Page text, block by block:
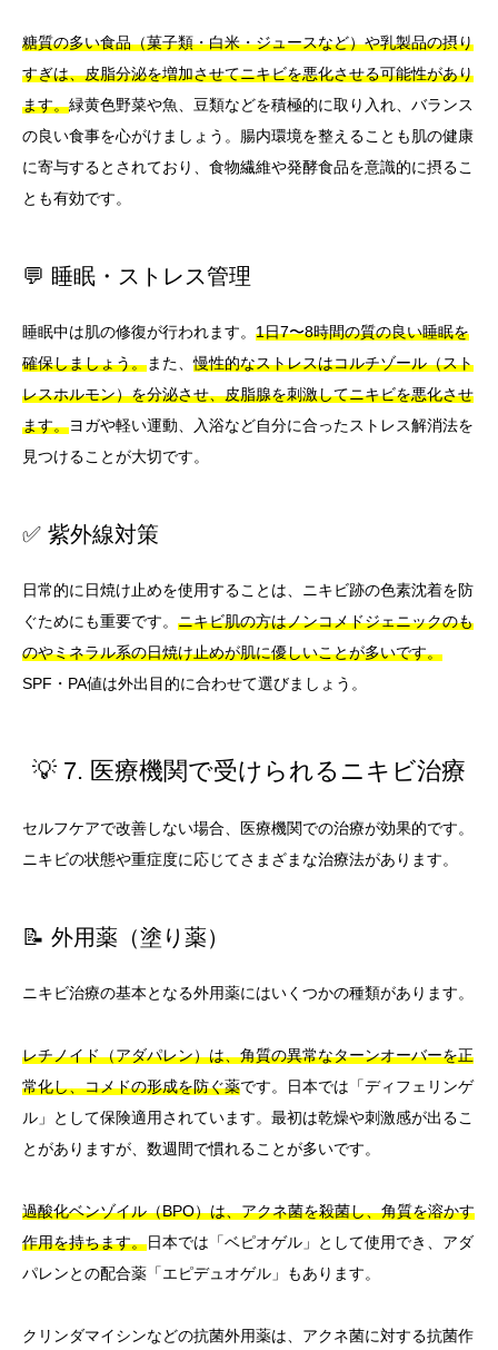
糖質の多い食品（菓子類・白米・ジュースなど）や乳製品の摂り
すぎは、皮脂分泌を増加させてニキビを悪化させる可能性があり
ます。緑黄色野菜や魚、豆類などを積極的に取り入れ、バランス
の良い食事を心がけましょう。腸内環境を整えることも肌の健康
に寄与するとされており、食物繊維や発酵食品を意識的に摂るこ
とも有効です。
💬 睡眠・ストレス管理
睡眠中は肌の修復が行われます。 1日7〜8時間の質の良い睡眠を
確保しましょう。また、慢性的なストレスはコルチゾール（スト
レスホルモン）を分泌させ、皮脂腺を刺激してニキビを悪化させ
ます。ヨガや軽い運動、入浴など自分に合ったストレス解消法を
見つけることが大切です。
✅ 紫外線対策
日常的に日焼け止めを使用することは、ニキビ跡の色素沈着を防
ぐためにも重要です。 ニキビ肌の方はノンコメドジェニックのも
のやミネラル系の日焼け止めが肌に優しいことが多いです。
SPF・PA値は外出目的に合わせて選びましょう。
💡 7. 医療機関で受けられるニキビ治療
セルフケアで改善しない場合、医療機関での治療が効果的です。
ニキビの状態や重症度に応じてさまざまな治療法があります。
📝 外用薬（塗り薬）
ニキビ治療の基本となる外用薬にはいくつかの種類があります。
レチノイド（アダパレン）は、角質の異常なターンオーバーを正
常化し、コメドの形成を防ぐ薬です。日本では「ディフェリンゲ
ル」として保険適用されています。最初は乾燥や刺激感が出るこ
とがありますが、数週間で慣れることが多いです。
過酸化ベンゾイル（BPO）は、アクネ菌を殺菌し、角質を溶かす
作用を持ちます。日本では「ベピオゲル」として使用でき、アダ
パレンとの配合薬「エピデュオゲル」もあります。
クリンダマイシンなどの抗菌外用薬は、アクネ菌に対する抗菌作